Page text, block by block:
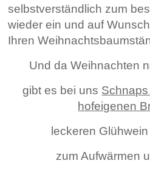
selbstverständlich zum
wieder ein und auf
Ihren
Und da Weihnachten
gibt es bei uns
hofeigenen
leckeren
zum Aufwärmen